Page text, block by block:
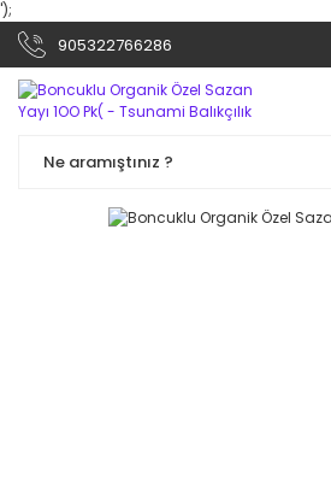
');
905322766286